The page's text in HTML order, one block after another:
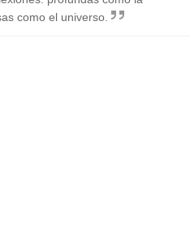
como el universo.